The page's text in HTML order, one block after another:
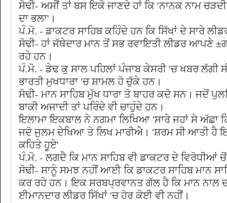
ਸੋਢੀ- ਅਸੀਂ ਤਾਂ ਬਸ ਇਕੋ ਜਾਣਦੇ ਹਾਂ ਕਿ 'ਨਾਨਕ ਨਾਮ
ਦਾ ਭਲਾ'।
ਪੰ.ਮੋ. - ਡਾਕਟਰ ਸਾਹਿਬ ਕਹਿੰਦੇ ਹਨ ਕਿ ਸਿੱਖਾਂ ਦੇ ਸਾਰੇ
ਸੋਢੀ- ਹਾਂ ਜੱਥੇਦਾਰ ਮਾਨ ਤੋਂ ਸਭ ਰਵਾਇਤੀ ਲੀਡਰ ਆਪਣੇ
ਰਹੇ ਹਨ।
ਪੰ.ਮੋ. - ਡੇਢ ਕੁ ਸਾਲ ਪਹਿਲਾਂ ਪੰਜਾਬ ਕੇਸਰੀ 'ਚ ਖਬਰ ਲੱਗੀ
ਭਾਰਤੀ ਮੁਖਧਾਰਾ 'ਚ ਸ਼ਾਮਲ ਹੋ ਚੁੱਕੇ ਹਨ।
ਸੋਢੀ- ਮਾਨ ਸਾਹਿਬ ਮੁੱਖ ਧਾਰਾ ਤੋ ਬਾਹਰ ਕਦੋ ਸਨ। ਜਦੋਂ
ਬਾਕੀ ਅਜਾਦੀ ਤਾਂ ਪਰਿੰਦੇ ਵੀ ਚਾਹੁੰਦੇ ਹਨ।
ਇਲਾਮਾ ਇਕਬਾਲ ਨੇ ਨਗਮਾ ਲਿਖਿਆ 'ਸਾਰੇ ਜਹਾਂ ਸੇ ਅੱਛਾ
ਜਦੋ ਜੁਲਮ ਦੇਖਿਆ ਤੇ ਲਿਖ ਮਾਰੀਐ। 'ਸ਼ਰਮ ਸੀ ਆਤੀ ਹੈ
ਕਹਿਤੇ ਹੂਏ'
ਪੰ.ਮੋ. - ਲਗਦੈ ਕਿ ਮਾਨ ਸਾਹਿਬ ਵੀ ਡਾਕਟਰ ਦੇ ਵਿਰੋਧੀਆਂ
ਸੋਢੀ- ਸਾਨੂੰ ਸਮਝ ਨਹੀਂ ਆਈ ਕਿ ਡਾਕਟਰ ਸਾਹਿਬ ਮਾਨ
ਕਰ ਰਹੇ ਹਨ। ਇਕ ਸਰਬਪ੍ਰਵਾਨਤ ਗੱਲ ਹੈ ਕਿ ਮਾਨ ਨਾਲ
ਈਮਾਨਦਾਰ ਲੀਡਰ ਸਿੱਖਾਂ 'ਚ ਹੋਰ ਕੋਈ ਵੀ ਨਹੀਂ।